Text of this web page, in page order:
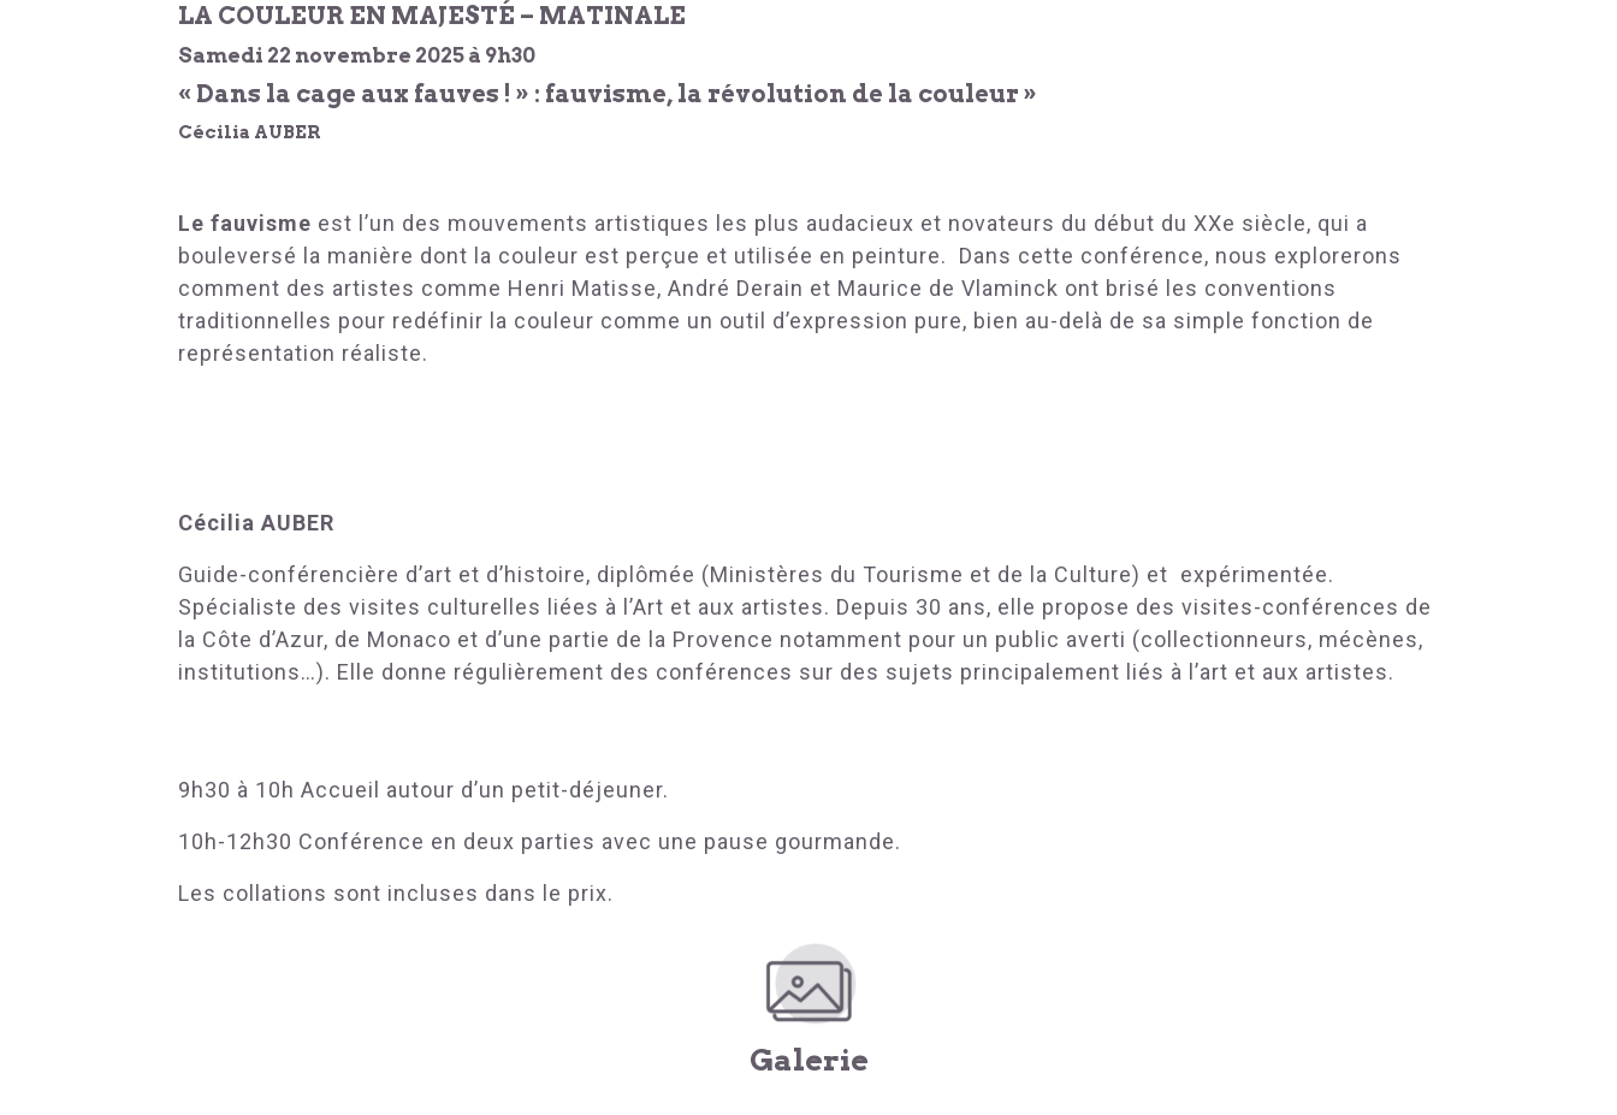
LA COULEUR EN MAJESTÉ – MATINALE
Samedi 22 novembre 2025 à 9h30
« Dans la cage aux fauves ! » : fauvisme, la révolution de la couleur »
Cécilia AUBER
Le fauvisme est l’un des mouvements artistiques les plus audacieux et novateurs du début du XXe siècle, qui a
bouleversé la manière dont la couleur est perçue et utilisée en peinture. Dans cette conférence, nous explorerons
comment des artistes comme Henri Matisse, André Derain et Maurice de Vlaminck ont brisé les conventions
traditionnelles pour redéfinir la couleur comme un outil d’expression pure, bien au-delà de sa simple fonction de
représentation réaliste.
Cécilia AUBER
Guide-conférencière d’art et d’histoire, diplômée (Ministères du Tourisme et de la Culture) et expérimentée.
Spécialiste des visites culturelles liées à l’Art et aux artistes. Depuis 30 ans, elle propose des visites-conférences de
la Côte d’Azur, de Monaco et d’une partie de la Provence notamment pour un public averti (collectionneurs, mécènes,
institutions…). Elle donne régulièrement des conférences sur des sujets principalement liés à l’art et aux artistes.
9h30 à 10h Accueil autour d’un petit-déjeuner.
10h-12h30 Conférence en deux parties avec une pause gourmande.
Les collations sont incluses dans le prix.
Galerie